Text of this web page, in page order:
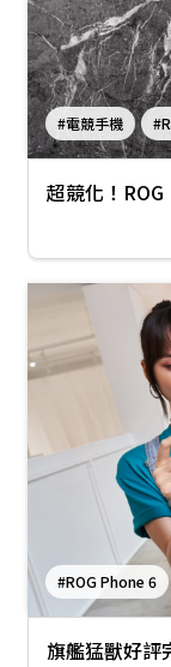
#電競手機
超競化！
#ROG Phone 6
旗艦猛獸好評